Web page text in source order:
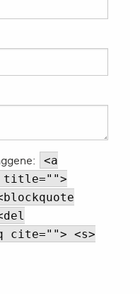
<a
title="">
cite=""> <s>